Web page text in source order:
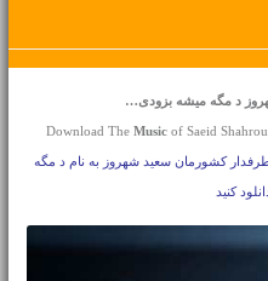
د مگه میشه بزودی…
Download TheMusic of Saeid
کشورمان سعید شهروز به نام د مگه
کنید